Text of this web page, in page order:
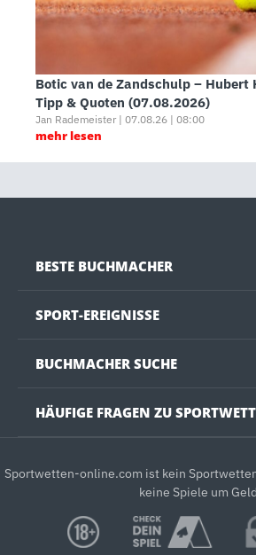
Botic van de Zandschulp –
Tipp & Quoten (07.08.2026)
Jan Rademeister | 07.08.26 | 08:00
mehr lesen
BESTE BUCHMACHER
SPORT-EREIGNISSE
BUCHMACHER SUCHE
HÄUFIGE FRAGEN ZU
Sportwetten-online.com ist kein
keine Spiele um Geld